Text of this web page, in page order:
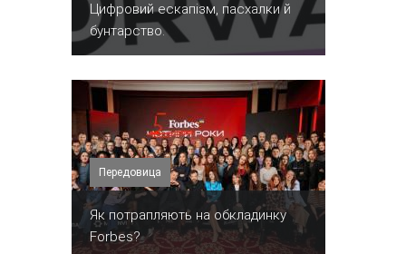
​Цифровий ескапізм, пасхалки й
бунтарство.
Передовица
​Як потрапляють на обкладинку
Forbes?